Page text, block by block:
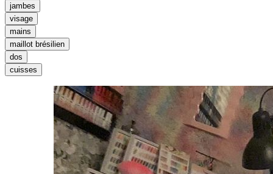
jambes
visage
mains
maillot brésilien
dos
cuisses